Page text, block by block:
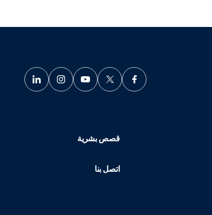
قصص بشرية
اتصل بنا